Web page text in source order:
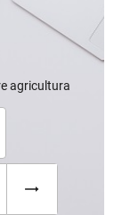
agricultura